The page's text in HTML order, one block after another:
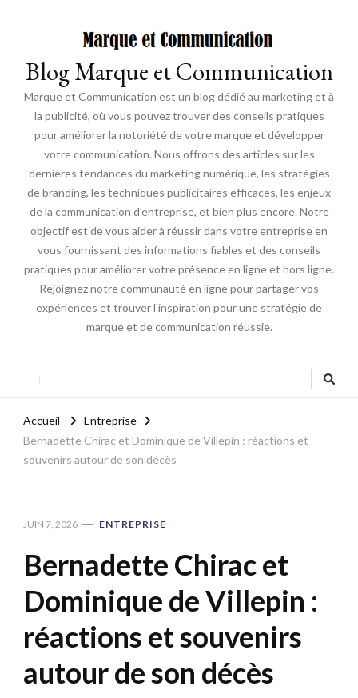
Blog Marque et Communication
Marque et Communication est un blog dédié au marketing et à
la publicité, où vous pouvez trouver des conseils pratiques
pour améliorer la notoriété de votre marque et développer
votre communication. Nous offrons des articles sur les
dernières tendances du marketing numérique, les stratégies
de branding, les techniques publicitaires efficaces, les enjeux
de la communication d'entreprise, et bien plus encore. Notre
objectif est de vous aider à réussir dans votre entreprise en
vous fournissant des informations fiables et des conseils
pratiques pour améliorer votre présence en ligne et hors ligne.
Rejoignez notre communauté en ligne pour partager vos
expériences et trouver l'inspiration pour une stratégie de
marque et de communication réussie.
Accueil
Entreprise
Bernadette Chirac et Dominique de Villepin : réactions et
souvenirs autour de son décès
JUIN 7, 2026 ENTREPRISE
Bernadette Chirac et
Dominique de Villepin :
réactions et souvenirs
autour de son décès